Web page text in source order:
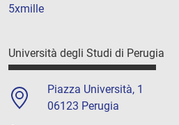
5xmille
Università degli Studi di Perugia
Piazza Università, 1
06123 Perugia